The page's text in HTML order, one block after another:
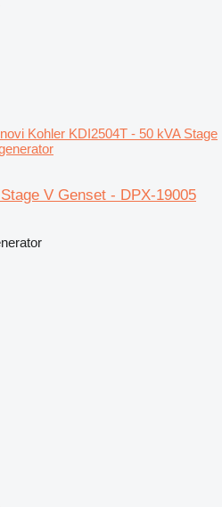
novi Kohler KDI2504T - 50 kVA Stage
V Genset - DPX-19005